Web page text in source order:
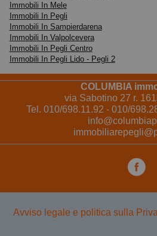
Immobili In Mele
Immobili In Pegli
Immobili In Sampierdarena
Immobili In Valpolcevera
Immobili In Pegli Centro
Immobili In Pegli Lido - Pegli 2
COLUMBIA
via Sabotino 27 r.
Tel. 010/698.11.92 - 010/
Avviso legale e politica sulla